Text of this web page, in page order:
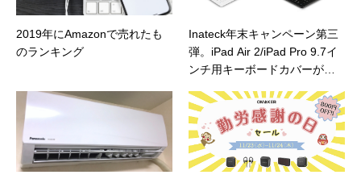
2019年にAmazonで売れたも
のランキング
Inateck年末キャンペーン第三
弾。iPad Air 2/iPad Pro 9.7イ
ンチ用キーボードカバーがセ